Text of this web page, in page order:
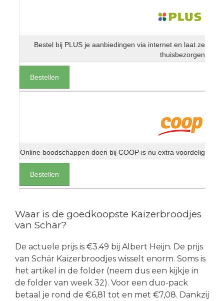
Bestel bij PLUS je aanbiedingen via internet en laat ze
thuisbezorgen
Bestellen
Online boodschappen doen bij COOP is nu extra voordelig
Bestellen
Waar is de goedkoopste Kaizerbroodjes
van Schär?
De actuele prijs is €3.49 bij Albert Heijn. De prijs
van Schär Kaizerbroodjes wisselt enorm. Soms is
het artikel in de folder (neem dus een kijkje in
de folder van week 32). Voor een duo-pack
betaal je rond de €6,81 tot en met €7,08. Dankzij